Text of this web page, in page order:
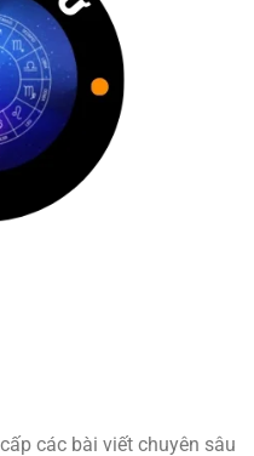
các bài viết chuyên sâu